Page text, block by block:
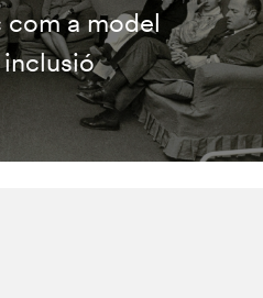
a model
inclusió